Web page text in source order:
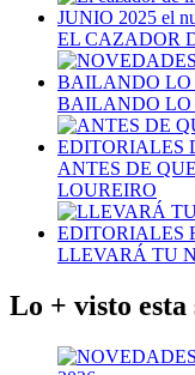
EL CAZADOR
BAILANDO LO
ANTES DE
LOUREIRO
LLEVARÁ TU
Lo + visto esta